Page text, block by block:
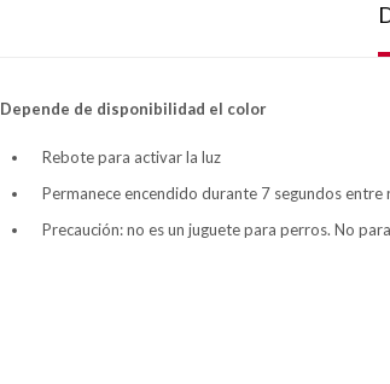
Depende de disponibilidad el color
Rebote para activar la luz
Permanece encendido durante 7 segundos entre
Precaución: no es un juguete para perros. No